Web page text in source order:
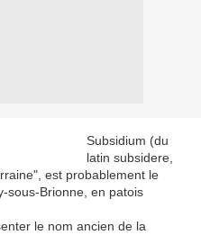
Subsidium (du
latin subsidere,
est probablement le
sous-Brionne, en patois
le nom ancien de la